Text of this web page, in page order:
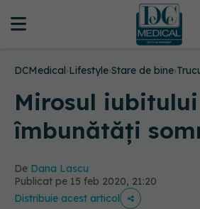
DCMedical›Lifestyle›Stare de bine›
Mirosul
îmbunătăți
De Dana Lascu
Publicat pe 15 feb 2020, 21:20
Distribuie acest articol